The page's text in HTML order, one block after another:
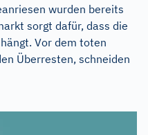
wurden bereits
sorgt dafür, dass die
Vor dem toten
Überresten, schneiden